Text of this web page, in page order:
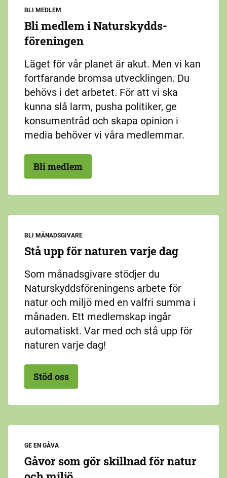
BLI MEDLEM
Bli medlem i Naturskydds­
föreningen
Läget för vår planet är akut. Men vi kan
fortfarande bromsa utvecklingen. Du
behövs i det arbetet. För att vi ska
kunna slå larm, pusha politiker, ge
konsumentråd och skapa opinion i
media behöver vi våra medlemmar.
Bli medlem
BLI MÅNADSGIVARE
Stå upp för naturen varje dag
Som månadsgivare stödjer du
Naturskyddsföreningens arbete för
natur och miljö med en valfri summa i
månaden. Ett medlemskap ingår
automatiskt. Var med och stå upp för
naturen varje dag!
Stöd oss
GE EN GÅVA
Gåvor som gör skillnad för natur